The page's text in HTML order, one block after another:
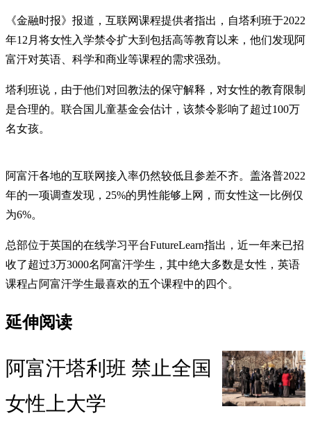
《金融时报》报道，互联网课程提供者指出，自塔利班于2022
年12月将女性入学禁令扩大到包括高等教育以来，他们发现阿
富汗对英语、科学和商业等课程的需求强劲。
塔利班说，由于他们对回教法的保守解释，对女性的教育限制
是合理的。联合国儿童基金会估计，该禁令影响了超过100万
名女孩。
阿富汗各地的互联网接入率仍然较低且参差不齐。盖洛普2022
年的一项调查发现，25%的男性能够上网，而女性这一比例仅
为6%。
总部位于英国的在线学习平台FutureLearn指出，近一年来已招
收了超过3万3000名阿富汗学生，其中绝大多数是女性，英语
课程占阿富汗学生最喜欢的五个课程中的四个。
延伸阅读
阿富汗塔利班 禁止全国
女性上大学